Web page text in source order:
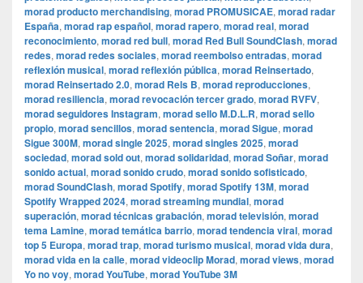
morad producto merchandising, morad PROMUSICAE, morad radar
España, morad rap español, morad rapero, morad real, morad
reconocimiento, morad red bull, morad Red Bull SoundClash, morad
redes, morad redes sociales, morad reembolso entradas, morad
reflexión musical, morad reflexión pública, morad Reinsertado,
morad Reinsertado 2.0, morad Rels B, morad reproducciones,
morad resiliencia, morad revocación tercer grado, morad RVFV,
morad seguidores Instagram, morad sello M.D.L.R, morad sello
propio, morad sencillos, morad sentencia, morad Sigue, morad
Sigue 300M, morad single 2025, morad singles 2025, morad
sociedad, morad sold out, morad solidaridad, morad Soñar, morad
sonido actual, morad sonido crudo, morad sonido sofisticado,
morad SoundClash, morad Spotify, morad Spotify 13M, morad
Spotify Wrapped 2024, morad streaming mundial, morad
superación, morad técnicas grabación, morad televisión, morad
tema Lamine, morad temática barrio, morad tendencia viral, morad
top 5 Europa, morad trap, morad turismo musical, morad vida dura,
morad vida en la calle, morad videocli‏p Morad, morad views, morad
Yo no voy, morad YouTube, morad YouTube 3M